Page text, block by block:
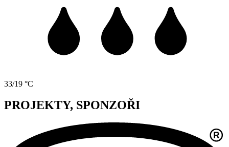
33/19 °C
PROJEKTY, SPONZOŘI